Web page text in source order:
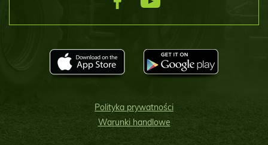
Polityka prywatności
Warunki handlowe